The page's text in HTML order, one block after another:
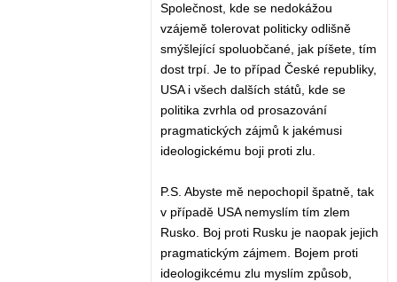
Společnost, kde se nedokážou
vzájemě tolerovat politicky odlišně
smýšlející spoluobčané, jak píšete, tím
dost trpí. Je to případ České republiky,
USA i všech dalších států, kde se
politika zvrhla od prosazování
pragmatických zájmů k jakémusi
ideologickému boji proti zlu.
P.S. Abyste mě nepochopil špatně, tak
v případě USA nemyslím tím zlem
Rusko. Boj proti Rusku je naopak jejich
pragmatickým zájmem. Bojem proti
ideologikcému zlu myslím způsob,